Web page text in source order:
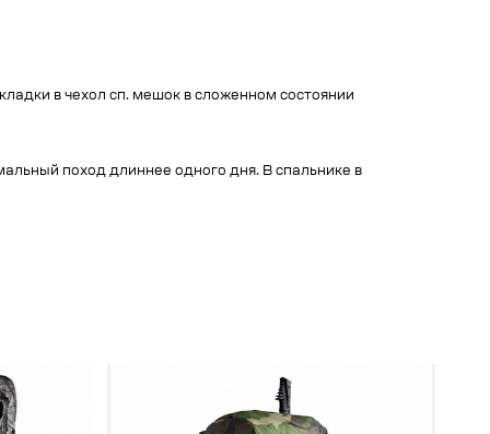
в чехол сп. мешок в сложенном состоянии
поход длиннее одного дня. В спальнике в